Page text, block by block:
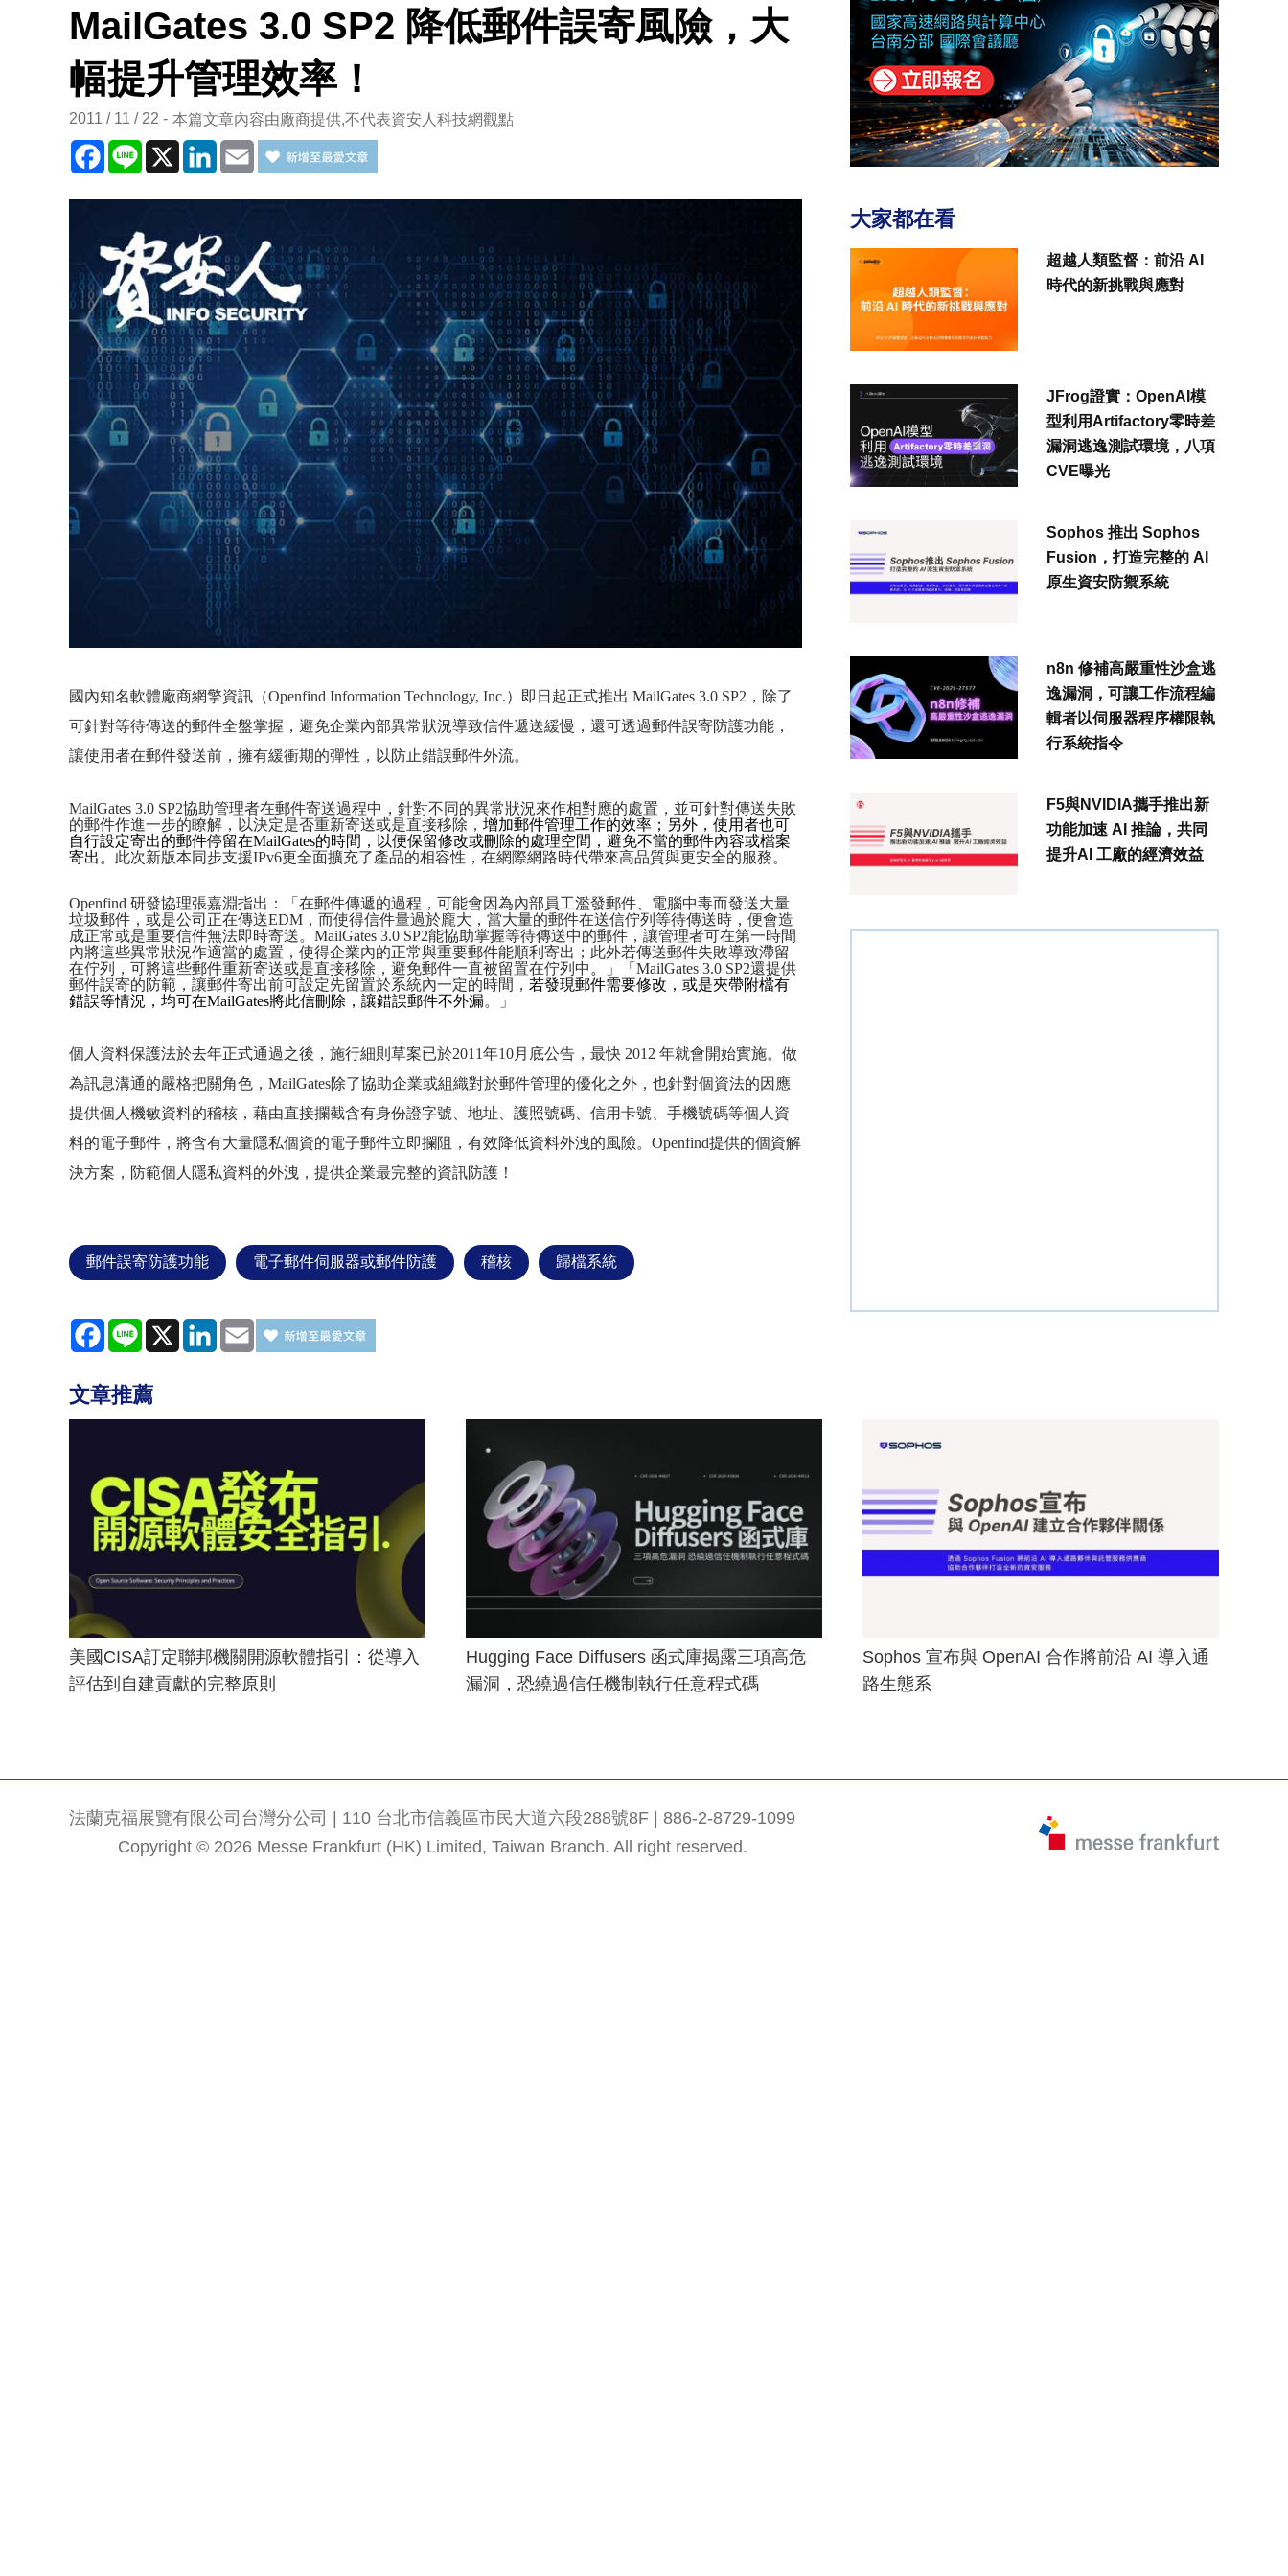
MailGates 3.0 SP2 降低郵件誤寄風險，大
幅提升管理效率！
2011 / 11 / 22 本篇文章內容由廠商提供,不代表資安人科技網觀點
Facebook
Line X LinkedInEmail
國內知名軟體廠商網擎資訊（Openfind Information Technology, Inc.）即日起正式推出 MailGates 3.0 SP2 ，除了
可針對等待傳送的郵件全盤掌握，避免企業內部異常狀況導致信件遞送緩慢，還可透過郵件誤寄防護功能，
讓使用者在郵件發送前，擁有緩衝期的彈性，以防止錯誤郵件外流。
MailGates 3.0 SP2協助管理者在郵件寄送過程中，針對不同的異常狀況來作相對應的處置，並可針對傳送失敗
的郵件作進一步的瞭解，以決定是否重新寄送或是直接移除， 增加郵件管理工作的效率；另外，使用者也可
自行設定寄出的郵件停留在MailGates的時間，以便保留修改或刪除的處理空間，避免不當的郵件內容或檔案
寄出。 此次新版本同步支援IPv6更全面擴充了產品的相容性，在網際網路時代帶來高品質與更安全的服務。
Openfind 研發協理張嘉淵指出：「 在郵件傳遞的過程，可能會因為內部員工濫發郵件、電腦中毒而發送大量
垃圾郵件，或是公司正在傳送EDM ，而使得信件量過於龐大，當大量的郵件在送信佇列等待傳送時，便會造
成正常或是重要信件無法即時寄送。 MailGates 3.0 SP2能協助掌握等待傳送中的郵件，讓管理者可在第一時間
內將這些異常狀況作適當的處置，使得企業內的正常與重要郵件能順利寄出；此外若傳送郵件失敗導致滯留
在佇列，可將這些郵件重新寄送或是直接移除，避免郵件一直被留置在佇列中 。 」「 MailGates 3.0 SP2還提供
郵件誤寄的防範，讓郵件寄出前可設定先留置於系統內一定的時間， 若發現郵件需要修改，或是夾帶附檔有
錯誤等情況，均可在MailGates將此信刪除，讓錯誤郵件不外漏。」
個人資料保護法於去年正式通過之後，施行細則草案已於2011年10月底公告，最快 2012 年就會開始實施。做
為訊息溝通的嚴格把關角色， MailGates除了協助企業或組織對於郵件管理的優化之外，也針對個資法的因應
提供個人機敏資料的稽核，藉由直接攔截含有身份證字號、地址、護照號碼、信用卡號、手機號碼等個人資
料的電子郵件，將含有大量隱私個資的電子郵件立即攔阻， 有效降低資料外洩的風險。 Openfind提供的個資解
決方案，防範個人隱私資料的外洩， 提供企業最完整的資訊防護！
郵件誤寄防護功能 電子郵件伺服器或郵件防護 稽核 歸檔系統
Facebook
Line X LinkedInEmail
大家都在看
超越人類監督：前沿 AI
時代的新挑戰與應對
JFrog證實：OpenAI模
型利用Artifactory零時差
漏洞逃逸測試環境，八項
CVE曝光
Sophos 推出 Sophos
Fusion，打造完整的 AI
原生資安防禦系統
n8n 修補高嚴重性沙盒逃
逸漏洞，可讓工作流程編
輯者以伺服器程序權限執
行系統指令
F5與NVIDIA攜手推出新
功能加速 AI 推論，共同
提升AI 工廠的經濟效益
文章推薦
美國CISA訂定聯邦機關開源軟體指引：從導入
評估到自建貢獻的完整原則
Hugging Face Diffusers 函式庫揭露三項高危
漏洞，恐繞過信任機制執行任意程式碼
Sophos 宣布與 OpenAI 合作將前沿 AI 導入通
路生態系
法蘭克福展覽有限公司台灣分公司 | 110 台北市信義區市民大道六段288號8F | 886-2-8729-1099
Copyright © 2026 Messe Frankfurt (HK) Limited, Taiwan Branch. All right reserved.